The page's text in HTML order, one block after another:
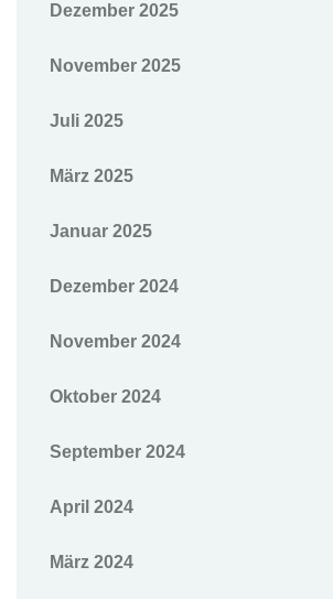
Dezember 2025
November 2025
Juli 2025
März 2025
Januar 2025
Dezember 2024
November 2024
Oktober 2024
September 2024
April 2024
März 2024